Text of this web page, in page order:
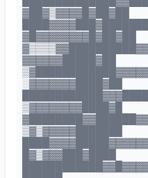
▓██▓▒▓▓▓▓█▓██▓██
▓█▓▓▓▓▓▓▓▓█▓██▓██
▓▓▓▓▓▓█████▓██
░▓▓▓▓▓▓▓████▓██
▒▓▓▓▓▓▓▓▓████▓█
▒▓▒▓▓▓▓▓███████
█▓▒▓▓▓███▓████